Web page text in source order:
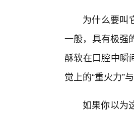
为什么要叫
一般，具有极强
酥软在口腔中瞬
觉上的“重火力”
如果你以为